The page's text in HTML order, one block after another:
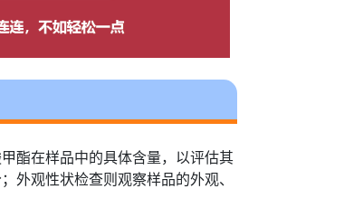
酯在样品中的具体含量，以评估其
外观性状检查则观察样品的外观、